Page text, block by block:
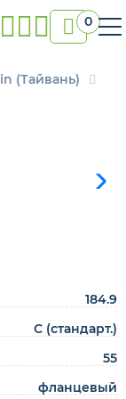
0
(Тайвань)
184.9
C (стандарт.)
55
фланцевый